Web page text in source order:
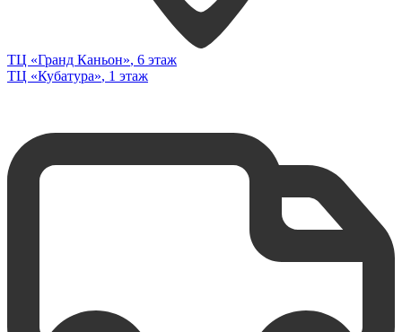
ТЦ «Гранд Каньон», 6 этаж
ТЦ «Кубатура», 1 этаж